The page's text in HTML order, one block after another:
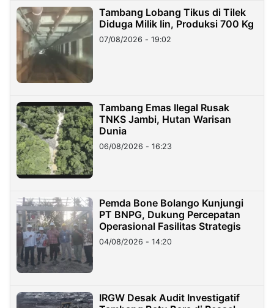
Tambang Lobang Tikus di Tilek
Diduga Milik Iin, Produksi 700 Kg
07/08/2026 - 19:02
Tambang Emas Ilegal Rusak
TNKS Jambi, Hutan Warisan
Dunia
06/08/2026 - 16:23
Pemda Bone Bolango Kunjungi
PT BNPG, Dukung Percepatan
Operasional Fasilitas Strategis
04/08/2026 - 14:20
IRGW Desak Audit Investigatif